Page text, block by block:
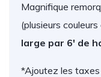
Magnifique
(plusieurs
large par 6′ de
*Ajoutez les taxes